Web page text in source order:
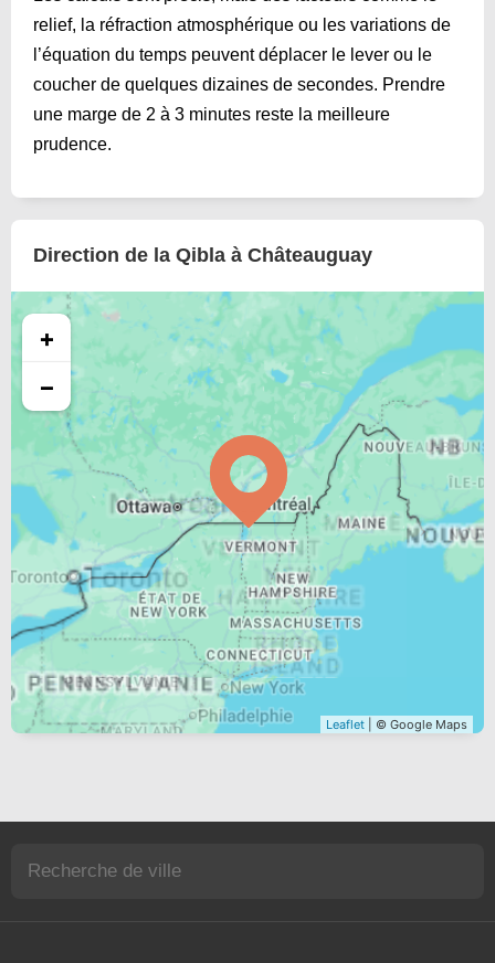
relief, la réfraction atmosphérique ou les variations de
l’équation du temps peuvent déplacer le lever ou le
coucher de quelques dizaines de secondes. Prendre
une marge de 2 à 3 minutes reste la meilleure
prudence.
Direction de la Qibla à Châteauguay
+
−
Leaflet | © Google Maps